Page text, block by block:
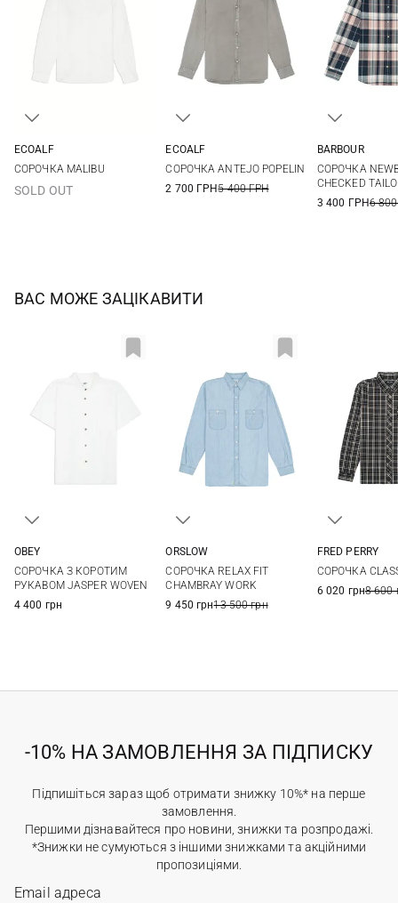
ECOALF
СОРОЧКА MALIBU
SOLD OUT
ECOALF
СОРОЧКА ANTEJO POPELIN
2 700 ГРН5 400 ГРН
3XL
BARBOUR
СОРОЧКА
CHECKED
3 400 ГРН6
ВАС МОЖЕ ЗАЦІКАВИТИ
XXL
OBEY
СОРОЧКА З КОРОТИМ
РУКАВОМ JASPER WOVEN
4 400 грн
ORSLOW
СОРОЧКА RELAX FIT
CHAMBRAY WORK
9 450 грн13 500 грн
FRED PERRY
СОРОЧКА
6 020 грн8 600
-10% НА ЗАМОВЛЕННЯ ЗА ПІДПИСКУ
Підпишіться зараз щоб отримати знижку 10%* на перше
замовлення.
Першими дізнавайтеся про новини, знижки та розпродажі.
*Знижки не сумуються з іншими знижками та акційними
пропозиціями.